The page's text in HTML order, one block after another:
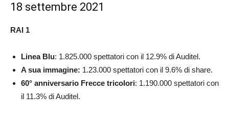
18 settembre 2021
RAI 1
Linea Blu: 1.825.000 spettatori con il 12.9% di Auditel.
A sua immagine: 1.23.000 spettatori con il 9.6% di share.
60° anniversario Frecce tricolori: 1.190.000 spettatori con
il 11.3% di Auditel.